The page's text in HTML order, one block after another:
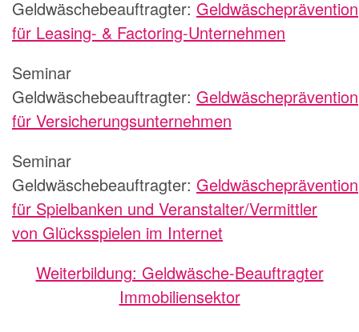
Geldwäschebeauftragter: Geldwäscheprävention
für Leasing- & Factoring-Unternehmen
Seminar
Geldwäschebeauftragter: Geldwäscheprävention
für Versicherungsunternehmen
Seminar
Geldwäschebeauftragter: Geldwäscheprävention
für Spielbanken und Veranstalter/Vermittler
von Glücksspielen im Internet
Weiterbildung: Geldwäsche-Beauftragter
Immobiliensektor